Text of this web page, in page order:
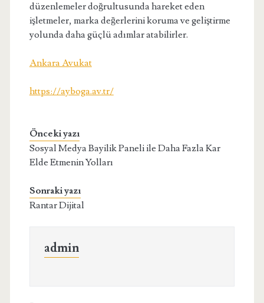
düzenlemeler doğrultusunda hareket eden
işletmeler, marka değerlerini koruma ve geliştirme
yolunda daha güçlü adımlar atabilirler.
Ankara Avukat
https://ayboga.av.tr/
Önceki yazı
Sosyal Medya Bayilik Paneli ile Daha Fazla Kar
Elde Etmenin Yolları
Sonraki yazı
Rantar Dijital
admin